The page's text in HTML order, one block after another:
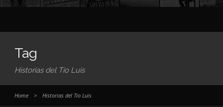
Tag
Historias del Tío Luis
Home > Historias del Tío Luis